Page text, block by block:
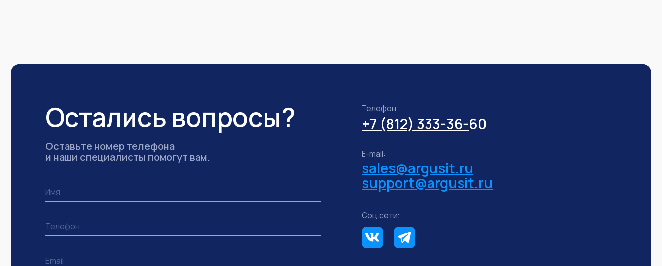
Остались вопросы?
Оставьте номер телефона
и наши специалисты помогут вам.
+7 (812) 333-36-60
Телефон:
E-mail:
Соц.сети:
support@argusit.ru
sales@argusit.ru